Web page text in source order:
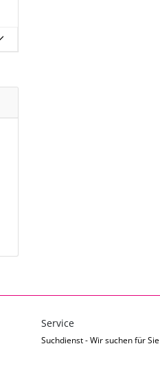
Service
Suchdienst - Wir suchen für Sie